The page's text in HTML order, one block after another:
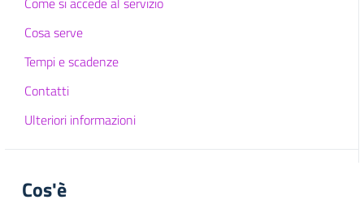
Cosa serve
Tempi e scadenze
Contatti
Ulteriori informazioni
Cos'è